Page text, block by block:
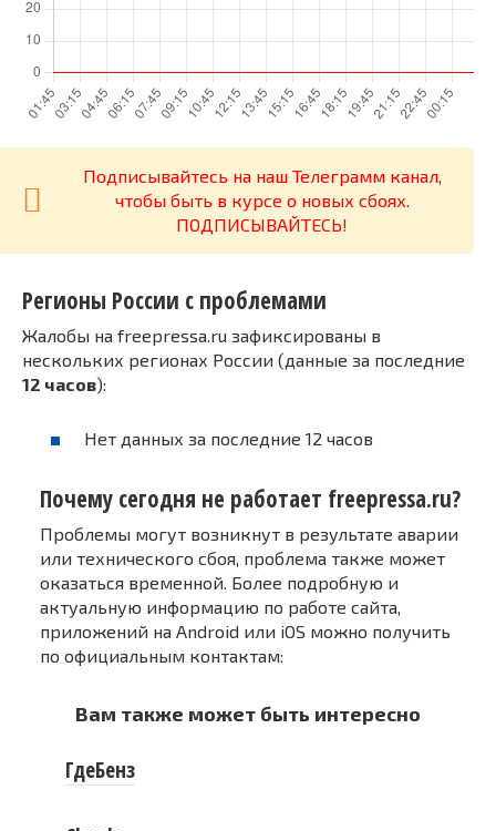
Подписывайтесь на наш Телеграмм канал,
чтобы быть в курсе о новых сбоях.
ПОДПИСЫВАЙТЕСЬ!
Регионы России с проблемами
Жалобы на freepressa.ru зафиксированы в
нескольких регионах России (данные за последние
12 часов):
Нет данных за последние 12 часов
Почему сегодня не работает freepressa.ru?
Проблемы могут возникнут в результате аварии
или технического сбоя, проблема также может
оказаться временной. Более подробную и
актуальную информацию по работе сайта,
приложений на Android или iOS можно получить
по официальным контактам:
Вам также может быть интересно
ГдеБенз